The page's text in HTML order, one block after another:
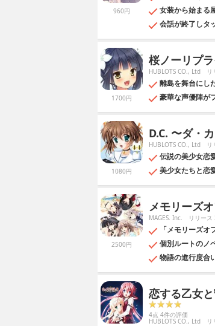
960円
女装から始まる
会話が終了しタ
1700円
桜ノーリプ
HUBLOTS CO., Ltd
離島を舞台にし
豪華な声優陣が
1080円
D.C. 〜ダ・
HUBLOTS CO., Ltd
伝説の美少女恋
美少女たちと恋
2500円
メモリーズ
MAGES. Inc. リリー
「メモリーズ
個別ルートのノ
物語の進行度合
恋する乙女
4点 4件の評価
HUBLOTS CO., Ltd